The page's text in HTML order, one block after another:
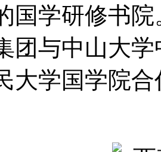
国学研修书
团与中山大
大学国学院